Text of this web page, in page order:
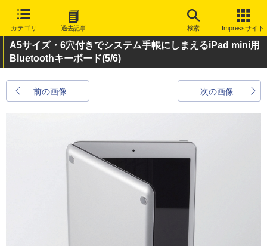
カテゴリ 過去記事 検索 Impressサイト
A5サイズ・6穴付きでシステム手帳にしまえるiPad mini用
Bluetoothキーボード(5/6)
前の画像 次の画像